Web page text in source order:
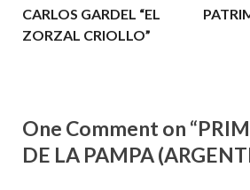
CARLOS GARDEL “EL
ZORZAL CRIOLLO”
One Comment on
DE LA PAMPA